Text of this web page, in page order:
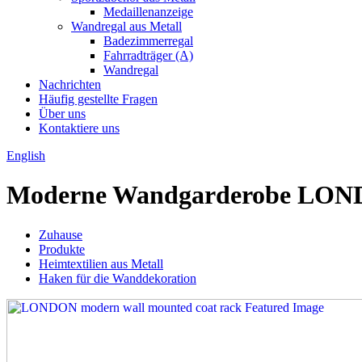
Medaillenanzeige
Wandregal aus Metall
Badezimmerregal
Fahrradträger (A)
Wandregal
Nachrichten
Häufig gestellte Fragen
Über uns
Kontaktiere uns
English
Moderne Wandgarderobe
Zuhause
Produkte
Heimtextilien aus Metall
Haken für die Wanddekoration